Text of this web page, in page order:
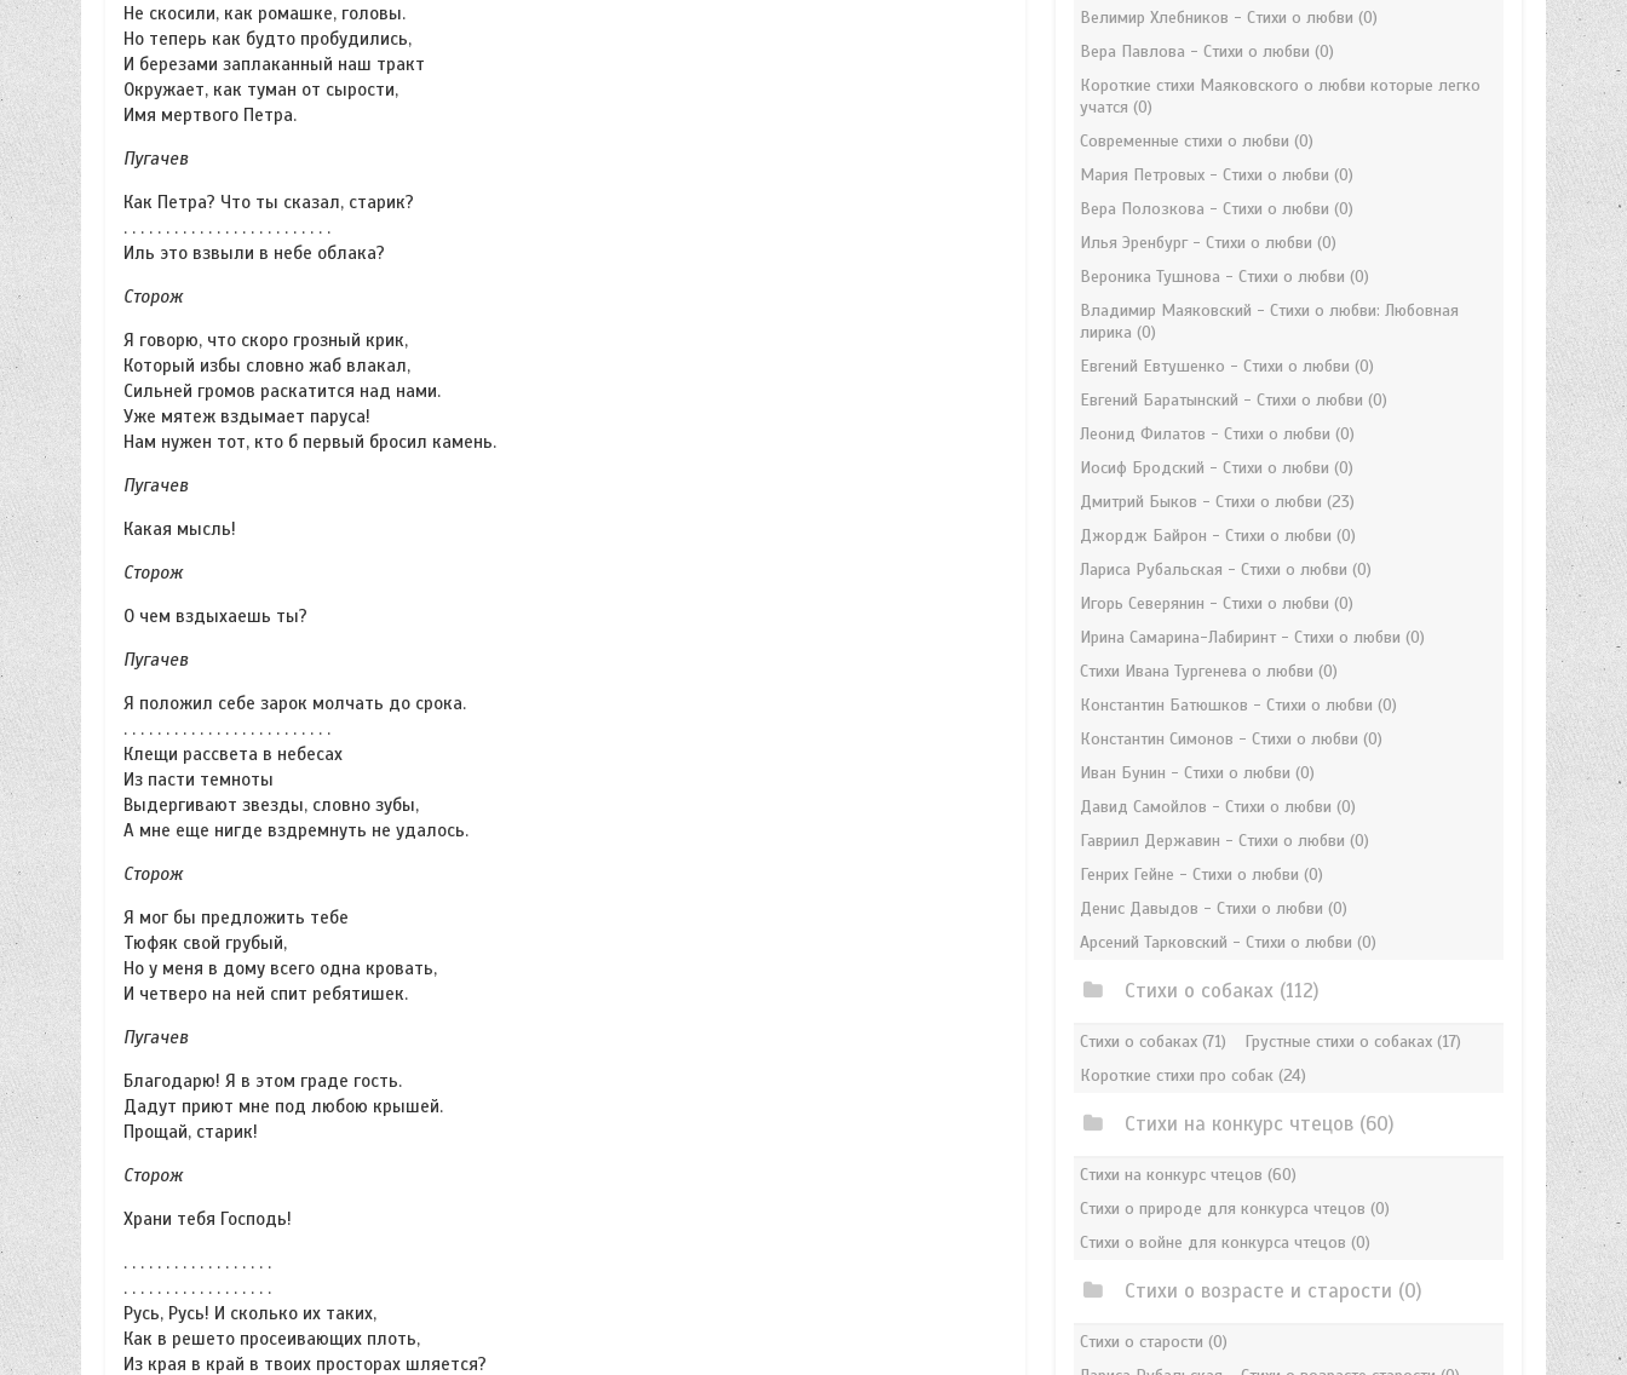
Не скосили, как ромашке, головы.
Но теперь как будто пробудились,
И березами заплаканный наш тракт
Окружает, как туман от сырости,
Имя мертвого Петра.
Пугачев
Как Петра? Что ты сказал, старик?
. . . . . . . . . . . . . . . . . . . . . . . . .
Иль это взвыли в небе облака?
Сторож
Я говорю, что скоро грозный крик,
Который избы словно жаб влакал,
Сильней громов раскатится над нами.
Уже мятеж вздымает паруса!
Нам нужен тот, кто б первый бросил камень.
Пугачев
Какая мысль!
Сторож
О чем вздыхаешь ты?
Пугачев
Я положил себе зарок молчать до срока.
. . . . . . . . . . . . . . . . . . . . . . . . .
Клещи рассвета в небесах
Из пасти темноты
Выдергивают звезды, словно зубы,
А мне еще нигде вздремнуть не удалось.
Сторож
Я мог бы предложить тебе
Тюфяк свой грубый,
Но у меня в дому всего одна кровать,
И четверо на ней спит ребятишек.
Пугачев
Благодарю! Я в этом граде гость.
Дадут приют мне под любою крышей.
Прощай, старик!
Сторож
Храни тебя Господь!
. . . . . . . . . . . . . . . . . .
. . . . . . . . . . . . . . . . . .
Русь, Русь! И сколько их таких,
Как в решето просеивающих плоть,
Из края в край в твоих просторах шляется?
Велимир Хлебников - Стихи о любви (0)
Вера Павлова - Стихи о любви (0)
Короткие стихи Маяковского о любви которые легко
учатся (0)
Современные стихи о любви (0)
Мария Петровых - Стихи о любви (0)
Вера Полозкова - Стихи о любви (0)
Илья Эренбург - Стихи о любви (0)
Вероника Тушнова - Стихи о любви (0)
Владимир Маяковский - Стихи о любви: Любовная
лирика (0)
Евгений Евтушенко - Стихи о любви (0)
Евгений Баратынский - Стихи о любви (0)
Леонид Филатов - Стихи о любви (0)
Иосиф Бродский - Стихи о любви (0)
Дмитрий Быков - Стихи о любви (23)
Джордж Байрон - Стихи о любви (0)
Лариса Рубальская - Стихи о любви (0)
Игорь Северянин - Стихи о любви (0)
Ирина Самарина-Лабиринт - Стихи о любви (0)
Стихи Ивана Тургенева о любви (0)
Константин Батюшков - Стихи о любви (0)
Константин Симонов - Стихи о любви (0)
Иван Бунин - Стихи о любви (0)
Давид Самойлов - Стихи о любви (0)
Гавриил Державин - Стихи о любви (0)
Генрих Гейне - Стихи о любви (0)
Денис Давыдов - Стихи о любви (0)
Арсений Тарковский - Стихи о любви (0)
Стихи о собаках (112)
Стихи о собаках (71) Грустные стихи о собаках (17)
Короткие стихи про собак (24)
Стихи на конкурс чтецов (60)
Стихи на конкурс чтецов (60)
Стихи о природе для конкурса чтецов (0)
Стихи о войне для конкурса чтецов (0)
Стихи о возрасте и старости (0)
Стихи о старости (0)